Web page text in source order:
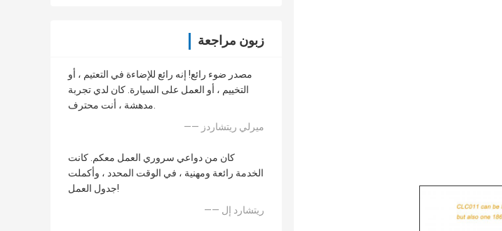
زبون مراجعة
مصدر ضوء رائع! إنه رائع للإضاءة في التعتيم ، أو
التخييم ، أو العمل على السيارة. كان لدي تجربة
مدهشة ، أنت محترف.
—— ميرلي ريتشاردز
كان من دواعي سروري العمل معكم. كانت
الخدمة رائعة ومهنية ، في الوقت المحدد ، وأكملت
جدول العمل!
—— ريتشارد إل